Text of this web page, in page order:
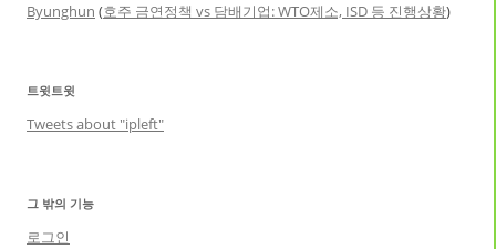
Byunghun (호주 금연정책 vs 담배기업: WTO제소, ISD 등 진행상황)
트윗트윗
Tweets about "ipleft"
그 밖의 기능
로그인